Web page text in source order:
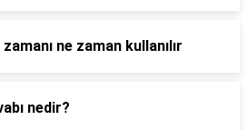
ne zaman kullanılır
nedir?